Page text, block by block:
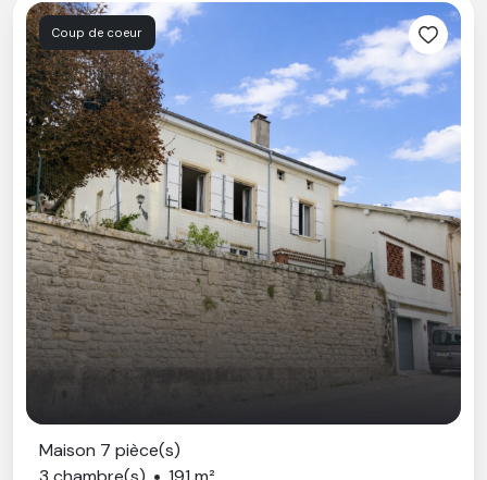
Coup de coeur
Maison 7 pièce(s)